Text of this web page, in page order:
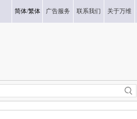
简体/繁体 广告服务 联系我们 关于万维